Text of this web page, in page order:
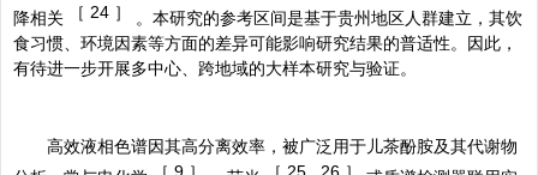
降相关
［ 24 ］
。本研究的参考区间是基于贵州地区人群建立，其饮
食习惯、环境因素等方面的差异可能影响研究结果的普适性。因此，
有待进一步开展多中心、跨地域的大样本研究与验证。
高效液相色谱因其高分离效率，被广泛用于儿茶酚胺及其代谢物
［ 9 ］ ［ 25 , 26 ］